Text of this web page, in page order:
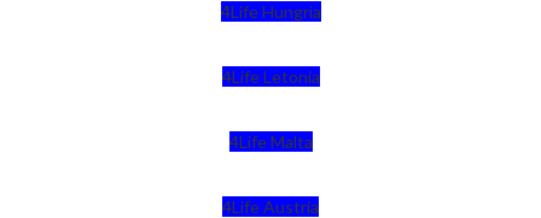
4Life Hungria
4Life Letonia
4Life Malta
4Life Austria